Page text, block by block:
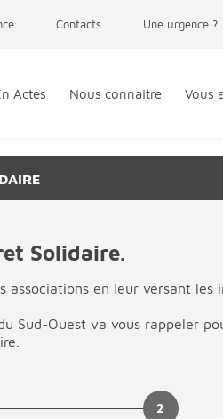
Contacts Une urgence ?
Actes Nous connaître Vous
Solidaire.
associations en leur versant les
Sud-Ouest va vous rappeler